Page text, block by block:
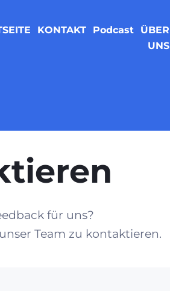
KONTAKT Podcast
ÜBER
UNS
für uns?
Team zu kontaktieren.